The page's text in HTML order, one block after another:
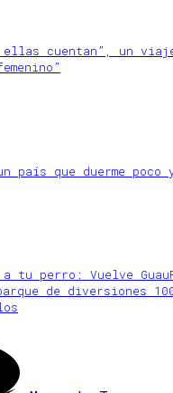
ellas cuentan”, un
país que duerme poco
tu perro: Vuelve
de diversiones